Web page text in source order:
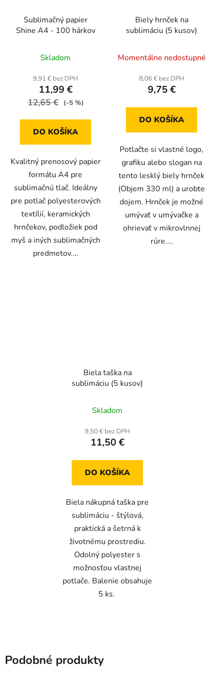
Sublimačný papier
Shine A4 - 100 hárkov
hodnotenie
produktu
je
4,7
5
Skladom
9,91 € bez DPH
11,99 €
12,65 € (–5 %)
DO KOŠÍKA
Kvalitný prenosový papier
formátu A4 pre
sublimačnú tlač. Ideálny
pre potlač polyesterových
textílií, keramických
hrnčekov, podložiek pod
myš a iných sublimačných
predmetov....
Biely hrnček na
sublimáciu (5 kusov)
hodnotenie
produktu
je
z
Momentálne nedostupné
8,06 € bez DPH
9,75 €
DO KOŠÍKA
Potlačte si vlastné logo,
grafiku alebo slogan na
tento lesklý biely hrnček
(Objem 330 ml) a urobte
dojem. Hrnček je možné
umývať v umývačke a
ohrievať v mikrovlnnej
rúre....
Biela taška na
sublimáciu (5 kusov)
Skladom
9,50 € bez DPH
11,50 €
DO KOŠÍKA
Biela nákupná taška pre
sublimáciu - štýlová,
praktická a šetrná k
životnému prostrediu.
Odolný polyester s
možnosťou vlastnej
potlače. Balenie obsahuje
5 ks.
Podobné produkty